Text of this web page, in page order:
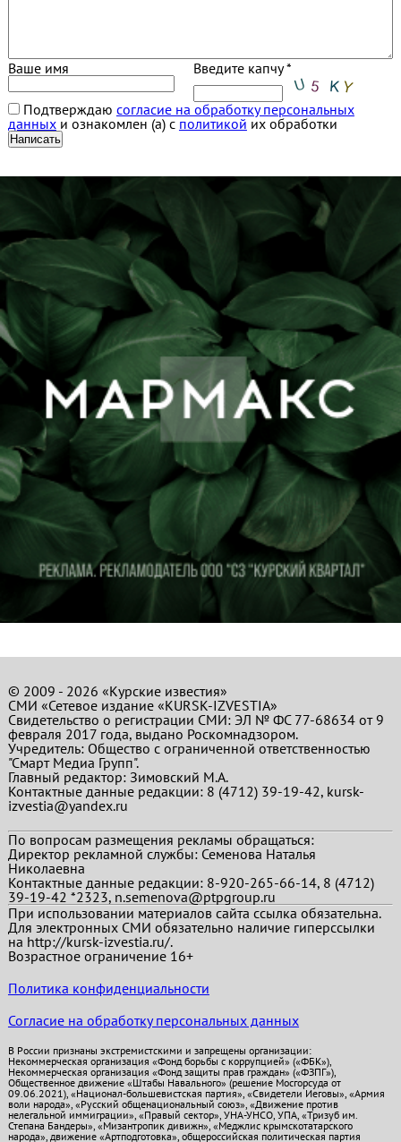
Ваше имя Введите капчу *
Подтверждаю согласие на обработку персональных
данныхи ознакомлен (а) с политикой их обработки
© 2009 - 2026 «Курские известия»
СМИ «Сетевое издание «KURSK-IZVESTIA»
Свидетельство о регистрации СМИ: ЭЛ № ФС 77-68634 от 9
февраля 2017 года, выдано Роскомнадзором.
Учредитель: Общество с ограниченной ответственностью
"Смарт Медиа Групп".
Главный редактор:Зимовский М.А.
Контактные данные редакции: 8 (4712) 39-19-42, kursk-
izvestia@yandex.ru
По вопросам размещения рекламы обращаться:
Директор рекламной службы: Семенова Наталья
Николаевна
Контактные данные редакции: 8-920-265-66-14, 8 (4712)
39-19-42 *2323, n.semenova@ptpgroup.ru
При использовании материалов сайта ссылка обязательна.
Для электронных СМИ обязательно наличие гиперссылки
на http://kursk-izvestia.ru/.
Возрастное ограничение 16+
Политика конфиденциальности
Согласие на обработку персональных данных
В России признаны экстремистскими и запрещены организации:
Некоммерческая организация «Фонд борьбы с коррупцией» («ФБК»),
Некоммерческая организация «Фонд защиты прав граждан» («ФЗПГ»),
Общественное движение «Штабы Навального» (решение Мосгорсуда от
09.06.2021), «Национал-большевистская партия», «Свидетели Иеговы», «Армия
воли народа», «Русский общенациональный союз», «Движение против
нелегальной иммиграции», «Правый сектор», УНА-УНСО, УПА, «Тризуб им.
Степана Бандеры», «Мизантропик дивижн», «Меджлис крымскотатарского
народа», движение «Артподготовка», общероссийская политическая партия